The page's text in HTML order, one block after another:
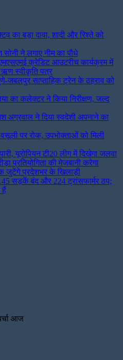
का बड़ा दावा, शादी और रिश्ते को
ने लगाए नीम का पौधे
क्रेडिट आउटरीच कार्यक्रम में
ऋण स्वीकृति पत्र
जबलपुर साप्ताहिक ट्रेन के ठहराव को
का कलेक्टर ने किया निरीक्षण, जल्द
अग्रवाल ने दिया स्वदेशी अपनाने का
पर रोक, उपभोक्ताओं को मिली
यूरोपियन टी20 लीग में दिखेगा जलवा
प्रतियोगिता की मेजबानी करेगा
जुटेंगे प्रदेशभर के खिलाड़ी
सड़कें बंद और 224 ट्रांसफार्मर ठप;
हैं
आज